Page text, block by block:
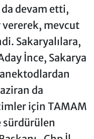
devam etti,
mevcut
Sakaryalılara,
İnce, Sakarya
da
için TAMAM
sürdürülen